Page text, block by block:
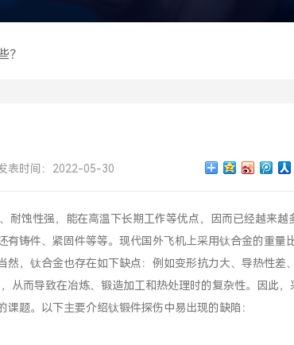
？
表时间：2022-05-30
蚀性强，能在高温下长期工作等优点，因而已经越来越
铸件、紧固件等等。现代国外飞机上采用钛合金的重量
，钛合金也存在如下缺点：例如变形抗力大、导热性差
从而导致在冶炼、锻造加工和热处理时的复杂性。因此，
题。以下主要介绍钛锻件探伤中易出现的缺陷：